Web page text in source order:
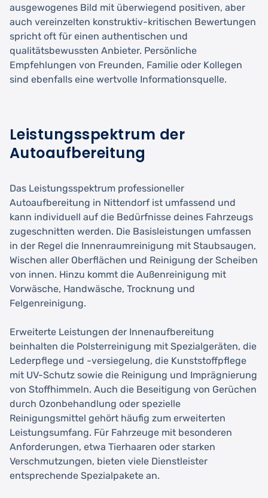
ausgewogenes Bild mit überwiegend positiven, aber
auch vereinzelten konstruktiv-kritischen Bewertungen
spricht oft für einen authentischen und
qualitätsbewussten Anbieter. Persönliche
Empfehlungen von Freunden, Familie oder Kollegen
sind ebenfalls eine wertvolle Informationsquelle.
Leistungsspektrum der
Autoaufbereitung
Das Leistungsspektrum professioneller
Autoaufbereitung in Nittendorf ist umfassend und
kann individuell auf die Bedürfnisse deines Fahrzeugs
zugeschnitten werden. Die Basisleistungen umfassen
in der Regel die Innenraumreinigung mit Staubsaugen,
Wischen aller Oberflächen und Reinigung der Scheiben
von innen. Hinzu kommt die Außenreinigung mit
Vorwäsche, Handwäsche, Trocknung und
Felgenreinigung.
Erweiterte Leistungen der Innenaufbereitung
beinhalten die Polsterreinigung mit Spezialgeräten, die
Lederpflege und -versiegelung, die Kunststoffpflege
mit UV-Schutz sowie die Reinigung und Imprägnierung
von Stoffhimmeln. Auch die Beseitigung von Gerüchen
durch Ozonbehandlung oder spezielle
Reinigungsmittel gehört häufig zum erweiterten
Leistungsumfang. Für Fahrzeuge mit besonderen
Anforderungen, etwa Tierhaaren oder starken
Verschmutzungen, bieten viele Dienstleister
entsprechende Spezialpakete an.